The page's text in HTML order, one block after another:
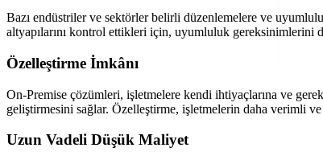
Bazı endüstriler ve sektörler belirli düzenlemelere ve
altyapılarını kontrol ettikleri için, uyumluluk
Özelleştirme İmkânı
On-Premise çözümleri, işletmelere kendi ihtiyaçlarına ve
geliştirmesini sağlar. Özelleştirme, işletmelerin daha verimli ve
Uzun Vadeli Düşük Maliyet